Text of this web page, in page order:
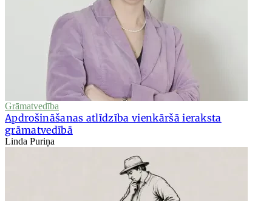
Grāmatvedība
Apdrošināšanas atlīdzība vienkāršā ieraksta
grāmatvedībā
Linda Puriņa